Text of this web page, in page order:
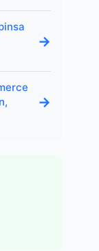
→
→